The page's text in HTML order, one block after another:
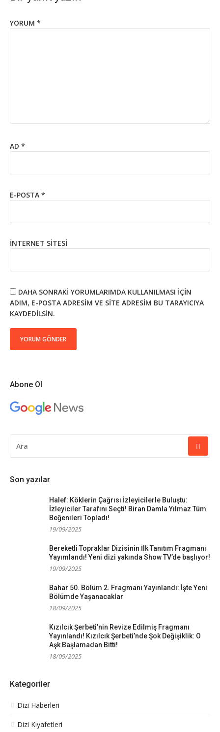
YORUM *
AD *
E-POSTA *
İNTERNET SITESI
DAHA SONRAKI YORUMLARIMDA KULLANILMASI IÇIN
ADIM, E-POSTA ADRESIM VE SITE ADRESIM BU TARAYICIYA
KAYDEDILSIN.
Abone Ol
YAP:
Son yazılar
Halef: Köklerin Çağrısı İzleyicilerle Buluştu:
İzleyiciler Tarafını Seçti! Biran Damla Yılmaz Tüm
Beğenileri Topladı!
19/09/2025
Bereketli Topraklar Dizisinin İlk Tanıtım Fragmanı
Yayımlandı! Yeni dizi yakında Show TV’de başlıyor!
19/09/2025
Bahar 50. Bölüm 2. Fragmanı Yayınlandı: İşte Yeni
Bölümde Yaşanacaklar
18/09/2025
Kızılcık Şerbeti’nin Revize Edilmiş Fragmanı
Yayınlandı! Kızılcık Şerbeti’nde Şok Değişiklik: O
Aşk Başlamadan Bitti!
18/09/2025
Kategoriler
Dizi Haberleri
Dizi Kıyafetleri